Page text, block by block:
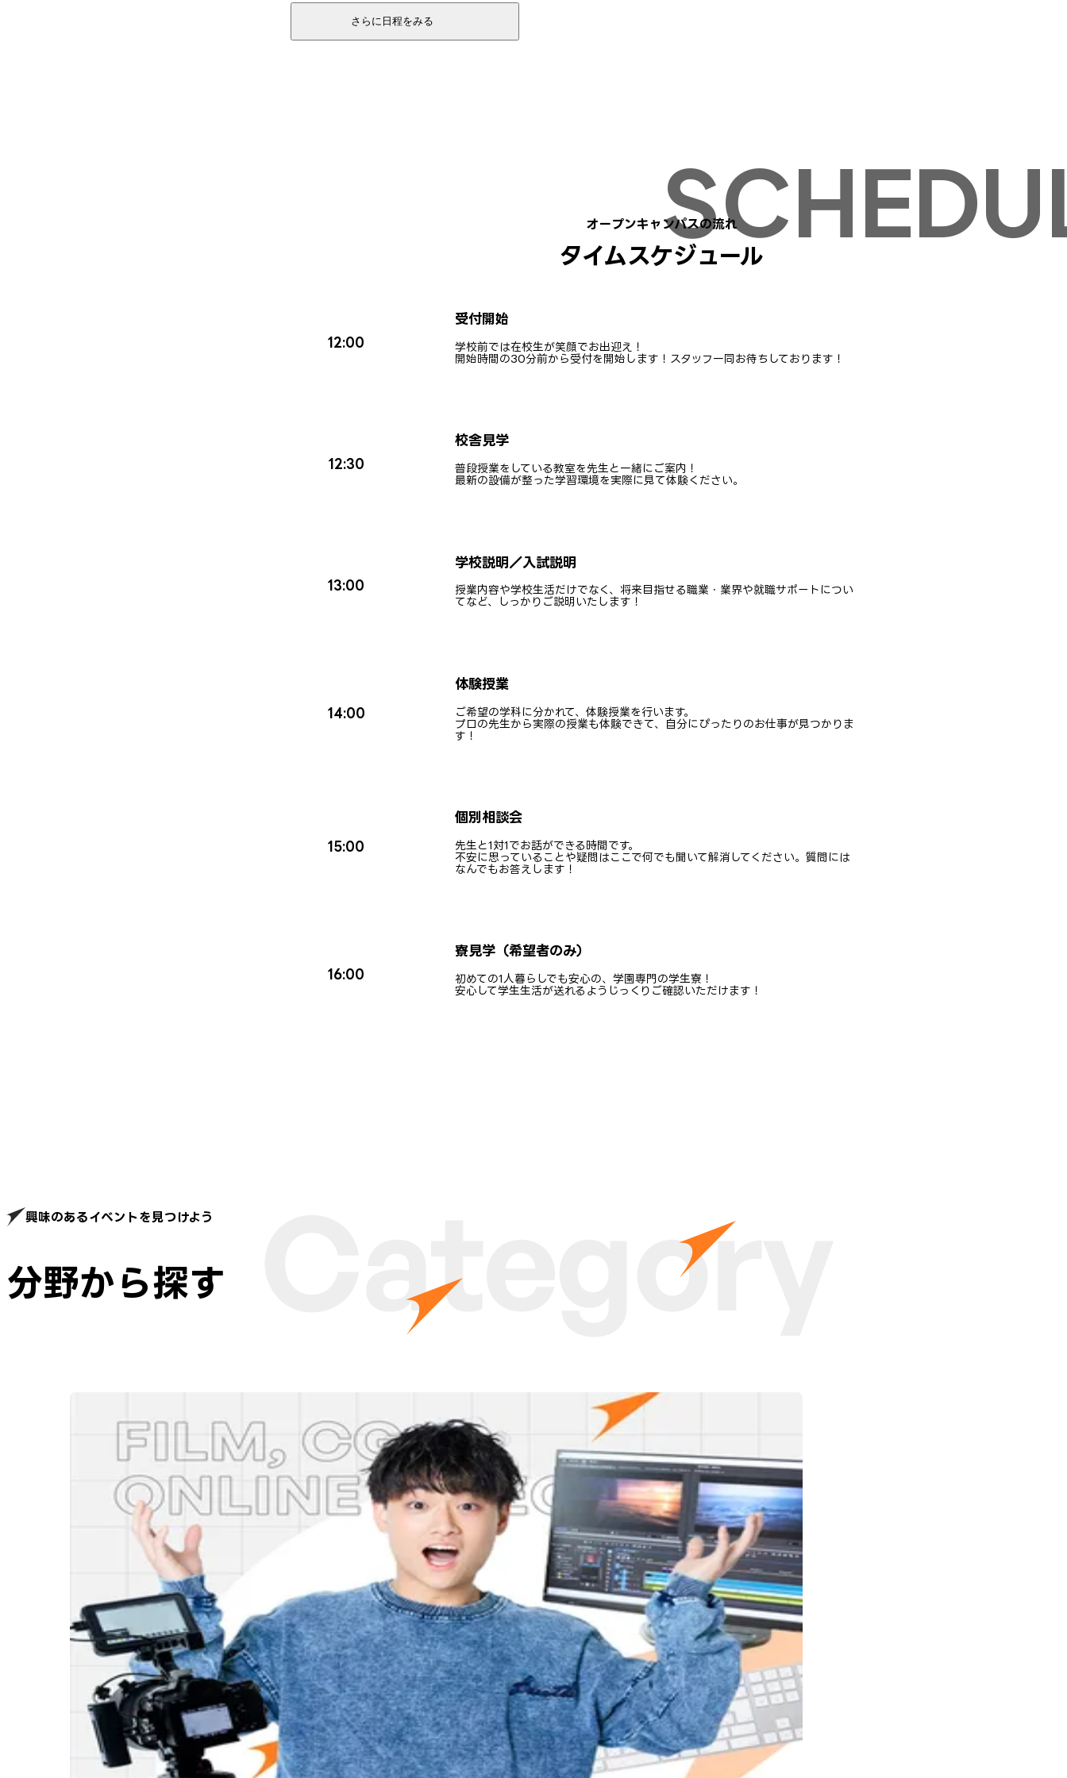
09/21(月・祝)
オープンキャンパスの流れ
タイムスケジュール
12:00
受付開始
学校前では在校生が笑顔でお出迎え！
開始時間の30分前から受付を開始します！スタッフ一同お待ちしております！
12:30
校舎見学
普段授業をしている教室を先生と一緒にご案内！
最新の設備が整った学習環境を実際に見て体験ください。
13:00
学校説明／入試説明
授業内容や学校生活だけでなく、将来目指せる職業・業界や就職サポートについ
てなど、しっかりご説明いたします！
14:00
体験授業
ご希望の学科に分かれて、体験授業を行います。
プロの先生から実際の授業も体験できて、自分にぴったりのお仕事が見つかりま
す！
15:00
個別相談会
先生と1対1でお話ができる時間です。
不安に思っていることや疑問はここで何でも聞いて解消してください。質問には
なんでもお答えします！
16:00
寮見学（希望者のみ）
初めての1人暮らしでも安心の、学園専門の学生寮！
安心して学生生活が送れるようじっくりご確認いただけます！
興味のあるイベントを見つけよう
分野から探す